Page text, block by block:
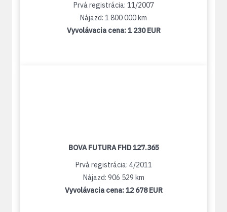
Prvá registrácia: 11/2007
Nájazd: 1 800 000 km
Vyvolávacia cena:1 230 EUR
BOVA FUTURA FHD 127.365
Prvá registrácia: 4/2011
Nájazd: 906 529 km
Vyvolávacia cena:12 678 EUR